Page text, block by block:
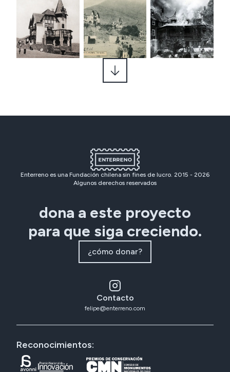
Enterreno es una Fundación chilena sin fines de lucro. 2015 - 2026
Algunos derechos reservados
dona a este proyecto
para que siga creciendo.
¿cómo donar?
Contacto
felipe@enterreno.com
Reconocimientos: